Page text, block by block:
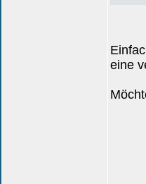
eine